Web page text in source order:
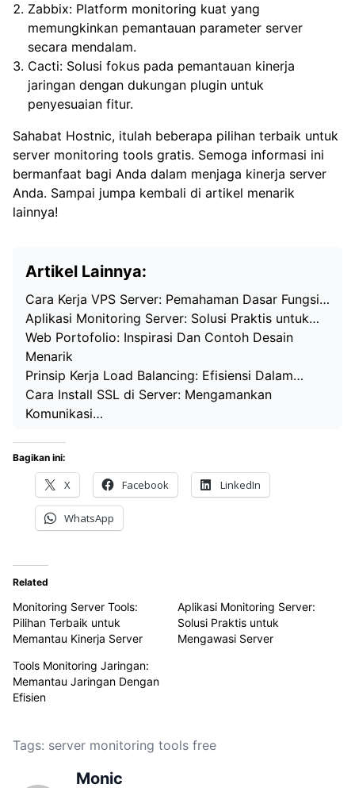
Zabbix: Platform monitoring kuat yang
memungkinkan pemantauan parameter server
secara mendalam.
Cacti: Solusi fokus pada pemantauan kinerja
jaringan dengan dukungan plugin untuk
penyesuaian fitur.
Sahabat Hostnic, itulah beberapa pilihan terbaik untuk
server monitoring tools gratis. Semoga informasi ini
bermanfaat bagi Anda dalam menjaga kinerja server
Anda. Sampai jumpa kembali di artikel menarik
lainnya!
Artikel Lainnya:
Cara Kerja VPS Server: Pemahaman Dasar Fungsi…
Aplikasi Monitoring Server: Solusi Praktis untuk…
Web Portofolio: Inspirasi Dan Contoh Desain
Menarik
Prinsip Kerja Load Balancing: Efisiensi Dalam…
Cara Install SSL di Server: Mengamankan
Komunikasi…
Bagikan ini:
X Facebook LinkedIn
WhatsApp
Related
Monitoring Server Tools:
Pilihan Terbaik untuk
Memantau Kinerja Server
Aplikasi Monitoring Server:
Solusi Praktis untuk
Mengawasi Server
Tools Monitoring Jaringan:
Memantau Jaringan Dengan
Efisien
Tags: server monitoring tools free
Monic